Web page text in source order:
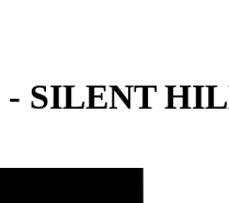
- SILENT